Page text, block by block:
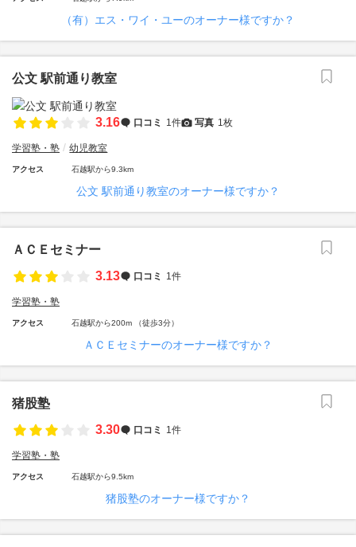
（有）エス・ワイ・ユーのオーナー様ですか？
公文 駅前通り教室
3.16 口コミ 1件 写真 1枚
学習塾・塾 幼児教室
アクセス 石越駅から9.3km
公文 駅前通り教室のオーナー様ですか？
ＡＣＥセミナー
3.13
口コミ 1件
学習塾・塾
アクセス 石越駅から200m （徒歩3分）
ＡＣＥセミナーのオーナー様ですか？
猪股塾
3.30
口コミ 1件
学習塾・塾
アクセス 石越駅から9.5km
猪股塾のオーナー様ですか？